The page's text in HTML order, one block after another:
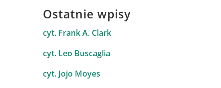
Ostatnie wpisy
cyt. Frank A. Clark
cyt. Leo Buscaglia
cyt. Jojo Moyes